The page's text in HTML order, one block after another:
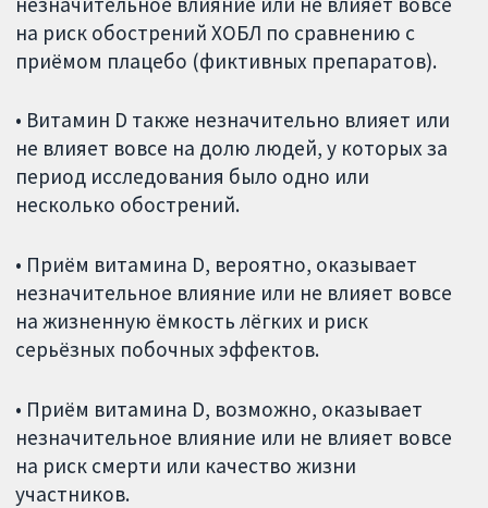
на риск обострений ХОБЛ по сравнению с
приёмом плацебо (фиктивных препаратов).
• Витамин D также незначительно влияет или
не влияет вовсе на долю людей, у которых за
период исследования было одно или
несколько обострений.
• Приём витамина D, вероятно, оказывает
незначительное влияние или не влияет вовсе
на жизненную ёмкость лёгких и риск
серьёзных побочных эффектов.
• Приём витамина D, возможно, оказывает
незначительное влияние или не влияет вовсе
на риск смерти или качество жизни
участников.